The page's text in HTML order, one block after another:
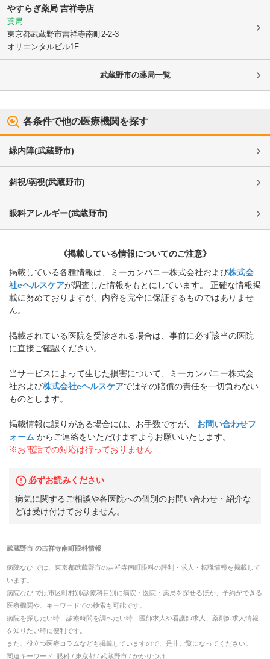
やすらぎ薬局 吉祥寺店
薬局
東京都武蔵野市吉祥寺南町2-2-3
オリエンタルビル1F
武蔵野市の薬局一覧
各条件で他の医療機関を探す
緑内障(武蔵野市)
斜視/弱視(武蔵野市)
眼科アレルギー(武蔵野市)
《掲載している情報についてのご注意》
掲載している各種情報は、ミーカンパニー株式会社および株式会
社eヘルスケアが調査した情報をもとにしています。 正確な情報掲
載に努めておりますが、内容を完全に保証するものではありませ
ん。
掲載されている医院を受診される場合は、事前に必ず該当の医院
に直接ご確認ください。
当サービスによって生じた損害について、ミーカンパニー株式会
社および株式会社eヘルスケアではその賠償の責任を一切負わない
ものとします。
掲載情報に誤りがある場合には、お手数ですが、
お問い合わせフ
ォーム からご連絡をいただけますようお願いいたします。
※お電話での対応は行っておりません
必ずお読みください
病気に関するご相談や各医院への個別のお問い合わせ・紹介な
どは受け付けておりません。
武蔵野市の吉祥寺南町眼科情報
病院なび では、 東京都武蔵野市の吉祥寺南町眼科の評判・求人・転職情報を掲載して
います。
病院なび では市区町村別/診療科目別に病院・医院・薬局を探せるほか、予約ができる
医療機関や、キーワードでの検索も可能です。
病院を探したい時、診療時間を調べたい時、医師求人や看護師求人、薬剤師求人情報
を知りたい時に便利です。
また、役立つ医療コラムなども掲載していますので、是非ご覧になってください。
関連キーワード: 眼科 / 東京都 / 武蔵野市 / かかりつけ